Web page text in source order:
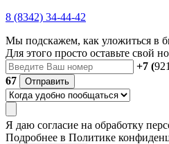
8 (8342) 34-44-42
Мы подскажем, как уложиться в
Для этого просто оставьте свой
+7 (
67
Отправить
Я даю согласие на обработку
Подробнее в Политике